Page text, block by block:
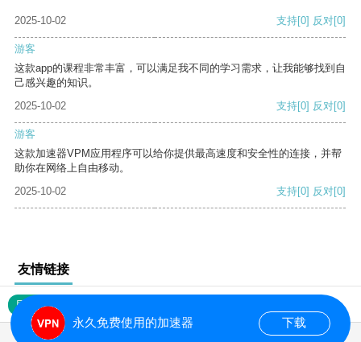
2025-10-02 支持[0] 反对[0]
游客
这款app的课程非常丰富，可以满足我不同的学习需求，让我能够找到自
己感兴趣的知识。
2025-10-02
支持[0] 反对[0]
游客
这款加速器VPM应用程序可以给你提供最高速度和安全性的连接，并帮
助你在网络上自由移动。
2025-10-02
支持[0] 反对[0]
友情链接
网站地图
永久免费使用的加速器 下载